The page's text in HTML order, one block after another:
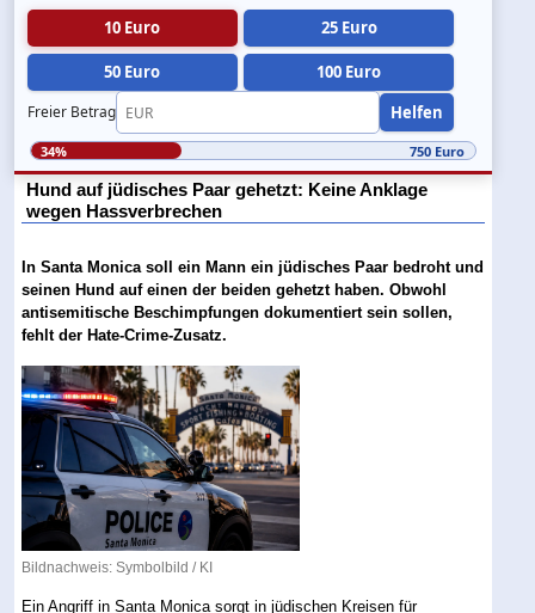
10 Euro
25 Euro
50 Euro 100 Euro
Freier Betrag Helfen
34% 750 Euro
Hund auf jüdisches Paar gehetzt: Keine Anklage
wegen Hassverbrechen
In Santa Monica soll ein Mann ein jüdisches Paar bedroht und
seinen Hund auf einen der beiden gehetzt haben. Obwohl
antisemitische Beschimpfungen dokumentiert sein sollen,
fehlt der Hate-Crime-Zusatz.
Bildnachweis: Symbolbild / KI
Ein Angriff in Santa Monica sorgt in jüdischen Kreisen für